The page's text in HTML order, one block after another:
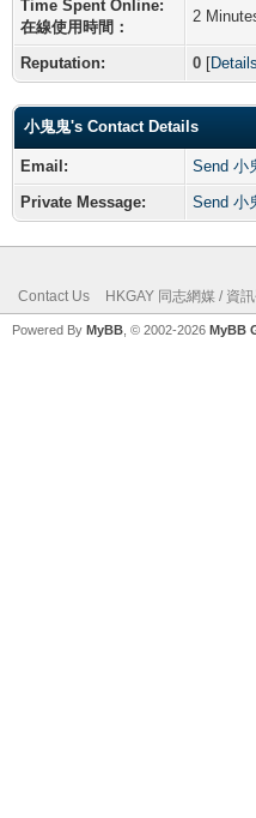
Time Spent Online:
在線使用時間：
2
Reputation: 0 [Details
小鬼鬼's Contact Details
Email:
Send 小
Private Message:
Send 小
Contact Us HKGAY 同志網媒 / 資
Powered By MyBB , © 2002-2026 MyBB